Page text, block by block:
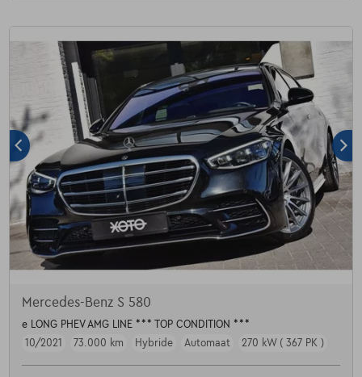
Mercedes-Benz S 580
e LONG PHEV AMG LINE *** TOP CONDITION ***
10/2021
73.000 km Hybride Automaat 270 kW ( 367 PK )